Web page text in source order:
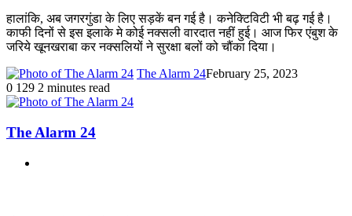
हालांकि, अब जगरगुंडा के लिए सड़कें बन गई है। कनेक्टिविटी भी बढ़ गई है।
काफी दिनों से इस इलाके मे कोई नक्सली वारदात नहीं हुई। आज फिर एंबुश के
जरिये खूनखराबा कर नक्सलियों ने सुरक्षा बलों को चौंका दिया।
The Alarm 24February 25, 2023
0 129 2 minutes read
The Alarm 24